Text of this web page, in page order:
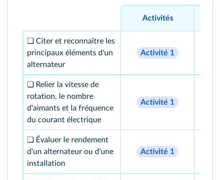
Activités
principaux éléments d'un
alternateur
Activité 1
rotation, le nombre
d'aimants et la fréquence
du courant électrique
Activité 1
d'un alternateur ou d'une
installation
Activité 1